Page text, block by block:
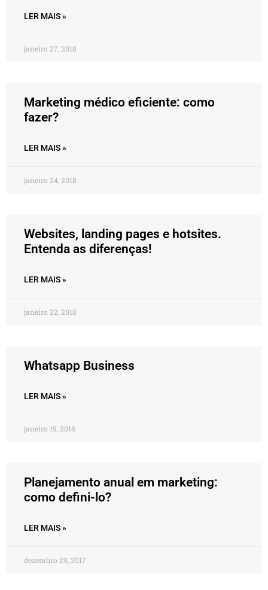
LER MAIS »
janeiro 27, 2018
Marketing médico eficiente: como
fazer?
LER MAIS »
janeiro 24, 2018
Websites, landing pages e hotsites.
Entenda as diferenças!
LER MAIS »
janeiro 22, 2018
Whatsapp Business
LER MAIS »
janeiro 19, 2018
Planejamento anual em marketing:
como defini-lo?
LER MAIS »
dezembro 29, 2017